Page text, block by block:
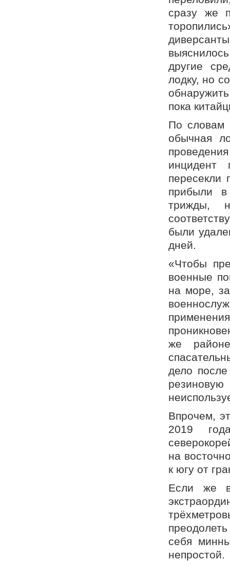
сразу же
другие
лодку, но
пока
По словам
обычная
инцидент
пересекли
прибыли
трижды,
были
дней.
«Чтобы
военные
на море,
же
дело
Впрочем,
2019
на
к югу от
Если же
себя